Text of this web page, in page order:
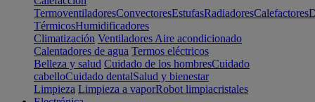
TermoventiladoresConvectoresEstufasRadiadoresCalefactores
TérmicosHumidificadores
Climatización Ventiladores Aire acondicionado
Calentadores de agua Termos eléctricos
Belleza y salud Cuidado de los hombresCuidado
cabelloCuidado dentalSalud y bienestar
Limpieza Limpieza a vaporRobot limpiacristales